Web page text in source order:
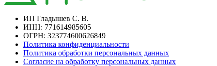
ИП Гладышев С. В.
ИНН: 771614985605
ОГРН: 323774600626849
Политика конфиденциальности
Политика обработки персональных данных
Согласие на обработку персональных данных